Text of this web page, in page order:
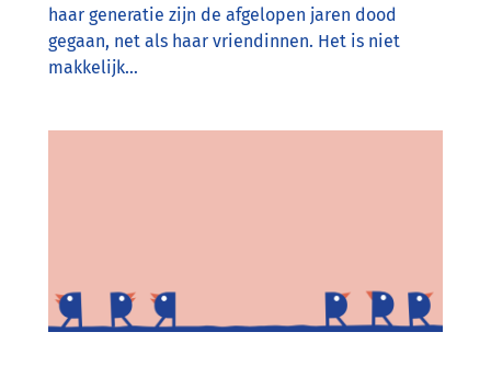
haar generatie zijn de afgelopen jaren dood
gegaan, net als haar vriendinnen. Het is niet
makkelijk…